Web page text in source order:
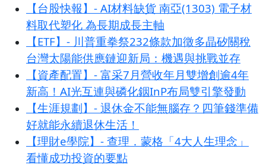
【台股快報】- AI材料缺貨 南亞(1303) 電子材
料取代塑化 為長期成長主軸
【ETF】- 川普重拳祭232條款加徵多晶矽關稅
台灣太陽能供應鏈迎新局：機遇與挑戰並存
【資產配置】- 富采7月營收年月雙增創逾4年
新高！AI光互連與磷化銦InP布局雙引擎發動
【生涯規劃】- 退休金不能無腦存？四筆錢準備
好就能永續退休生活！
【理財e學院】- 查理．蒙格「4大人生理念」
看懂成功投資的要點